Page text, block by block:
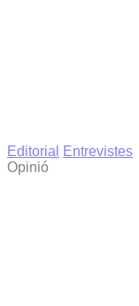
Editorial
Entrevistes
Opinió